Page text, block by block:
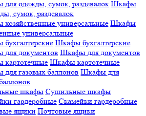
Шкафы
сумок, раздевалок
Шкафы
универсальные
Шкафы бухгалтерские
Шкафы для документов
Шкафы картотечные
Шкафы для
Сушильные шкафы
Скамейки гардеробные
Почтовые ящики